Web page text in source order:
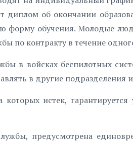
об окончании
форму обучения. Молодые
по контракту в течение
в войсках беспилотных
в другие подразделения
истек,
предусмотрена